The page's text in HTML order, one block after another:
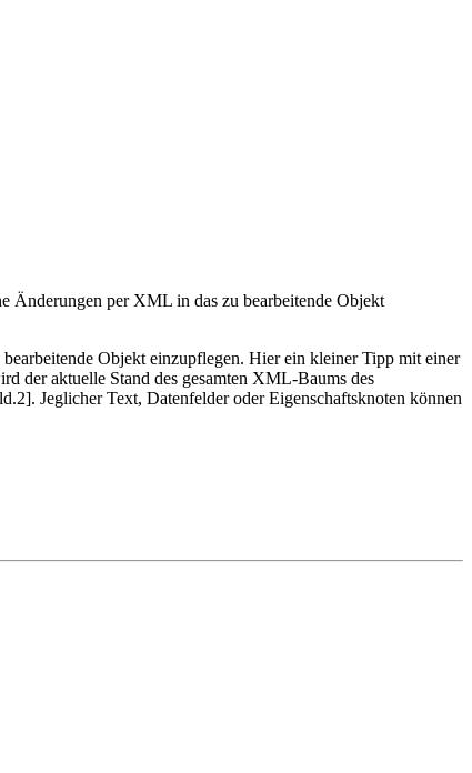
Änderungen per XML in das zu bearbeitende Objekt
Objekt einzupflegen. Hier ein kleiner Tipp mit einer
der aktuelle Stand des gesamten XML-Baums des
Jeglicher Text, Datenfelder oder Eigenschaftsknoten können